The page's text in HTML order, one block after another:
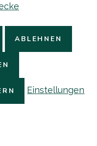
ABLEHNEN
Einstellungen